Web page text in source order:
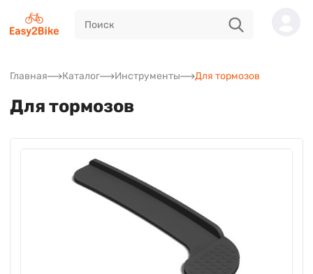
Главная Каталог Инструменты Для тормозов
Для тормозов